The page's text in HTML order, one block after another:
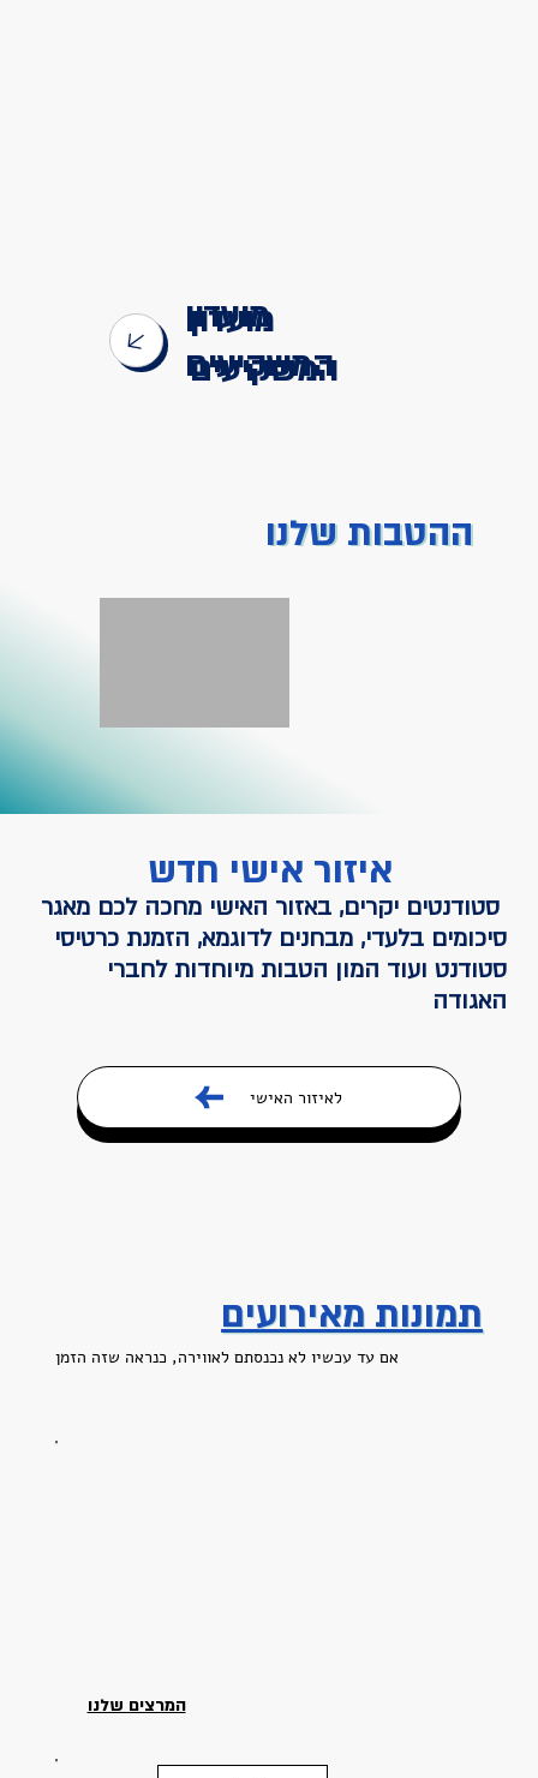
מועדון
המשקיעים
ההטבות שלנו
איזור אישי חדש
סטודנטים יקרים, באזור האישי מחכה לכם מאגר
סיכומים בלעדי, מבחנים לדוגמא, הזמנת כרטיסי
סטודנט ועוד המון הטבות מיוחדות לחברי
האגודה
לאיזור האישי
תמונות מאירועים
אם עד עכשיו לא נכנסתם לאווירה, כנראה שזה הזמן
המרצים שלנו